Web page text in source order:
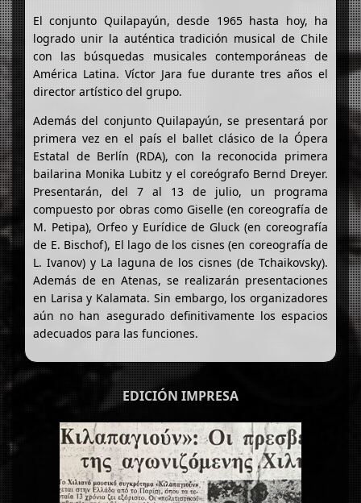
El conjunto Quilapayún, desde 1965 hasta hoy, ha
logrado unir la auténtica tradición musical de Chile
con las búsquedas musicales contemporáneas de
América Latina. Víctor Jara fue durante tres años el
director artístico del grupo.
Además del conjunto Quilapayún, se presentará por
primera vez en el país el ballet clásico de la Ópera
Estatal de Berlín (RDA), con la reconocida primera
bailarina Monika Lubitz y el coreógrafo Bernd Dreyer.
Presentarán, del 7 al 13 de julio, un programa
compuesto por obras como Giselle (en coreografía de
M. Petipa), Orfeo y Eurídice de Gluck (en coreografía
de E. Bischof), El lago de los cisnes (en coreografía de
L. Ivanov) y La laguna de los cisnes (de Tchaikovsky).
Además de en Atenas, se realizarán presentaciones
en Larisa y Kalamata. Sin embargo, los organizadores
aún no han asegurado definitivamente los espacios
adecuados para las funciones.
EDICIÓN IMPRESA